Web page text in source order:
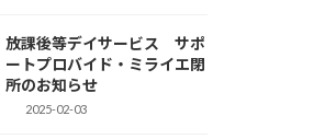
放課後等デイサービス サポ
ートプロバイド・ミライエ閉
所のお知らせ
2025-02-03